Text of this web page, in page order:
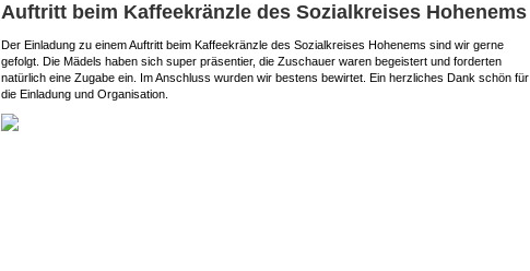
Auftritt beim Kaffeekränzle des Sozialkreises Hohenems
Der Einladung zu einem Auftritt beim Kaffeekränzle des Sozialkreises Hohenems sind wir gerne
gefolgt. Die Mädels haben sich super präsentier, die Zuschauer waren begeistert und forderten
natürlich eine Zugabe ein. Im Anschluss wurden wir bestens bewirtet. Ein herzliches Dank schön für
die Einladung und Organisation.